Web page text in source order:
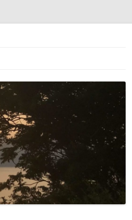
（自分）
ーの横に
を使っ